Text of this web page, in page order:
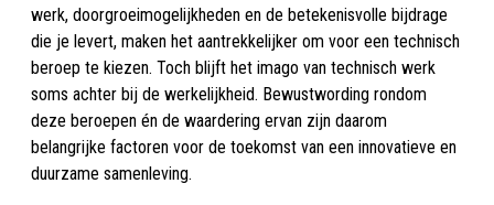
werk, doorgroeimogelijkheden en de betekenisvolle bijdrage
die je levert, maken het aantrekkelijker om voor een technisch
beroep te kiezen. Toch blijft het imago van technisch werk
soms achter bij de werkelijkheid. Bewustwording rondom
deze beroepen én de waardering ervan zijn daarom
belangrijke factoren voor de toekomst van een innovatieve en
duurzame samenleving.